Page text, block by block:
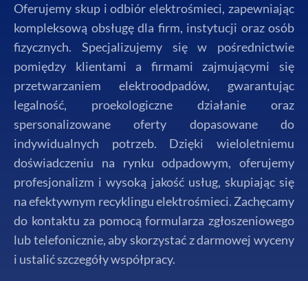
Oferujemy skup i odbiór elektrośmieci, zapewniając
kompleksową obsługę dla firm, instytucji oraz osób
fizycznych. Specjalizujemy się w pośrednictwie
pomiędzy klientami a firmami zajmującymi się
przetwarzaniem elektroodpadów, gwarantując
legalność, proekologiczne działanie oraz
spersonalizowane oferty dopasowane do
indywidualnych potrzeb. Dzięki wieloletniemu
doświadczeniu na rynku odpadowym, oferujemy
profesjonalizm i wysoką jakość usług, skupiając się
na efektywnym recyklingu elektrośmieci. Zachęcamy
do kontaktu za pomocą formularza zgłoszeniowego
lub telefonicznie, aby skorzystać z darmowej wyceny
i ustalić szczegóły współpracy.